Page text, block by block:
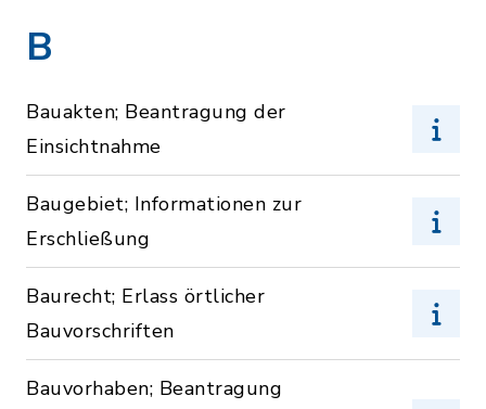
B
Bauakten; Beantragung der
Einsichtnahme
Baugebiet; Informationen zur
Erschließung
Baurecht; Erlass örtlicher
Bauvorschriften
Bauvorhaben; Beantragung